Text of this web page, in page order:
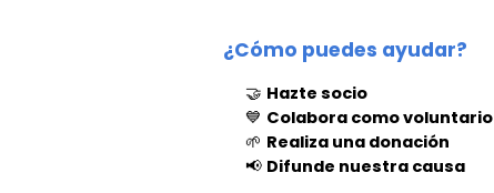
¿Cómo puedes ayudar?
🤝 Hazte socio
💙 Colabora como voluntario
🌱 Realiza una donación
📢 Difunde nuestra causa